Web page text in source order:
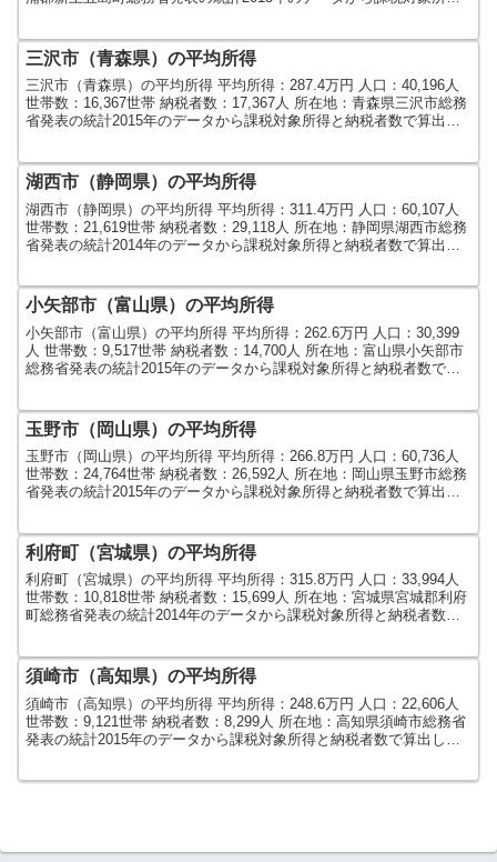
三沢市（青森県）の平均所得
三沢市（青森県）の平均所得 平均所得：287.4万円 人口：40,196人
世帯数：16,367世帯 納税者数：17,367人 所在地：青森県三沢市総務
省発表の統計2015年のデータから課税対象所得と納税者数で算出し
湖西市（静岡県）の平均所得
湖西市（静岡県）の平均所得 平均所得：311.4万円 人口：60,107人
世帯数：21,619世帯 納税者数：29,118人 所在地：静岡県湖西市総務
省発表の統計2014年のデータから課税対象所得と納税者数で算出し
小矢部市（富山県）の平均所得
小矢部市（富山県）の平均所得 平均所得：262.6万円 人口：30,399
人 世帯数：9,517世帯 納税者数：14,700人 所在地：富山県小矢部市
総務省発表の統計2015年のデータから課税対象所得と納税者数で算
玉野市（岡山県）の平均所得
玉野市（岡山県）の平均所得 平均所得：266.8万円 人口：60,736人
世帯数：24,764世帯 納税者数：26,592人 所在地：岡山県玉野市総務
省発表の統計2015年のデータから課税対象所得と納税者数で算出し
利府町（宮城県）の平均所得
利府町（宮城県）の平均所得 平均所得：315.8万円 人口：33,994人
世帯数：10,818世帯 納税者数：15,699人 所在地：宮城県宮城郡利府
町総務省発表の統計2014年のデータから課税対象所得と納税者数で
須崎市（高知県）の平均所得
須崎市（高知県）の平均所得 平均所得：248.6万円 人口：22,606人
世帯数：9,121世帯 納税者数：8,299人 所在地：高知県須崎市総務省
発表の統計2015年のデータから課税対象所得と納税者数で算出しま